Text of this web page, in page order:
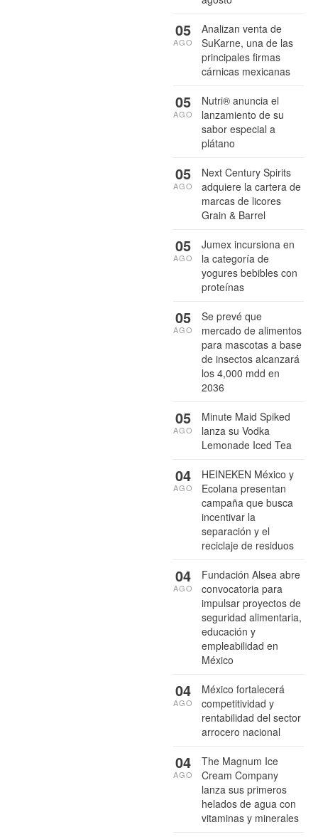
Analizan venta de
SuKarne, una de las
principales firmas
cárnicas mexicanas
05
AGO
Nutri® anuncia el
lanzamiento de su
sabor especial a
plátano
05
AGO
Next Century Spirits
adquiere la cartera de
marcas de licores
Grain & Barrel
05
AGO
Jumex incursiona en
la categoría de
yogures bebibles con
proteínas
05
AGO
Se prevé que
mercado de alimentos
para mascotas a base
de insectos alcanzará
los 4,000 mdd en
2036
05
AGO
Minute Maid Spiked
lanza su Vodka
Lemonade Iced Tea
05
AGO
HEINEKEN México y
Ecolana presentan
campaña que busca
incentivar la
separación y el
reciclaje de residuos
04
AGO
Fundación Alsea abre
convocatoria para
impulsar proyectos de
seguridad alimentaria,
educación y
empleabilidad en
México
04
AGO
México fortalecerá
competitividad y
rentabilidad del sector
arrocero nacional
04
AGO
The Magnum Ice
Cream Company
lanza sus primeros
helados de agua con
vitaminas y minerales
04
AGO